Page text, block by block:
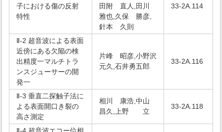
子における傷の反射
特性
田附 直人,田川
雅也,久保 勝彦,
針本 久則
33-2A.114
Ⅱ-2 超音波による表面
近傍にある欠陥の検
出精度一マルチトラ
ンスジューサーの開
発一
片峰 昭彦,小野沢
元久,石井勇五郎
33-2A.116
Ⅱ-3 垂直二探触子法に
よる表面開口き裂の
高さ測定
相川 康浩,中山
昌久,上野 立
33-2A.118